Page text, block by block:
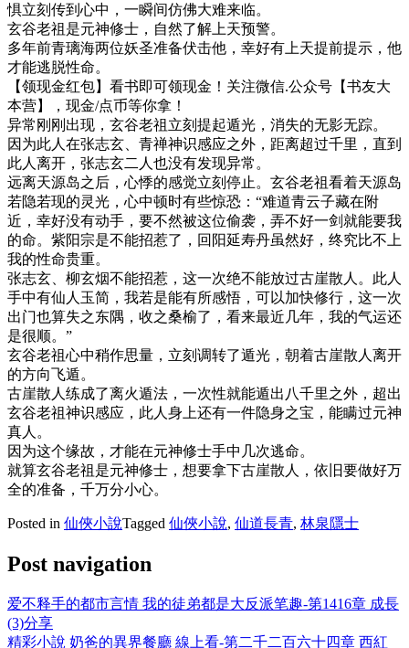
惧立刻传到心中，一瞬间仿佛大难来临。
玄谷老祖是元神修士，自然了解上天预警。
多年前青璃海两位妖圣准备伏击他，幸好有上天提前提示，他
才能逃脱性命。
【领现金红包】看书即可领现金！关注微信.公众号【书友大
本营】，现金/点币等你拿！
异常刚刚出现，玄谷老祖立刻提起遁光，消失的无影无踪。
因为此人在张志玄、青禅神识感应之外，距离超过千里，直到
此人离开，张志玄二人也没有发现异常。
远离天源岛之后，心悸的感觉立刻停止。玄谷老祖看着天源岛
若隐若现的灵光，心中顿时有些惊恐：“难道青云子藏在附
近，幸好没有动手，要不然被这位偷袭，弄不好一剑就能要我
的命。紫阳宗是不能招惹了，回阳延寿丹虽然好，终究比不上
我的性命贵重。
张志玄、柳玄烟不能招惹，这一次绝不能放过古崖散人。此人
手中有仙人玉简，我若是能有所感悟，可以加快修行，这一次
出门也算失之东隅，收之桑榆了，看来最近几年，我的气运还
是很顺。”
玄谷老祖心中稍作思量，立刻调转了遁光，朝着古崖散人离开
的方向飞遁。
古崖散人练成了离火遁法，一次性就能遁出八千里之外，超出
玄谷老祖神识感应，此人身上还有一件隐身之宝，能瞒过元神
真人。
因为这个缘故，才能在元神修士手中几次逃命。
就算玄谷老祖是元神修士，想要拿下古崖散人，依旧要做好万
全的准备，千万分小心。
Posted in 仙俠小說Tagged 仙俠小說, 仙道長青, 林泉隱士
Post navigation
爱不释手的都市言情 我的徒弟都是大反派笔趣-第1416章 成長
(3)分享
精彩小說 奶爸的異界餐廳 線上看-第二千二百六十四章 西紅